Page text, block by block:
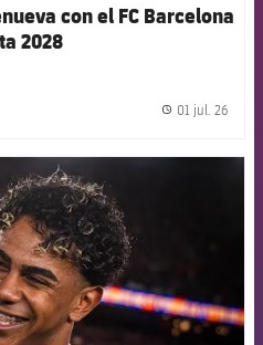
con el FC Barcelona
2028
01 jul. 26
FCB Barcelona badge